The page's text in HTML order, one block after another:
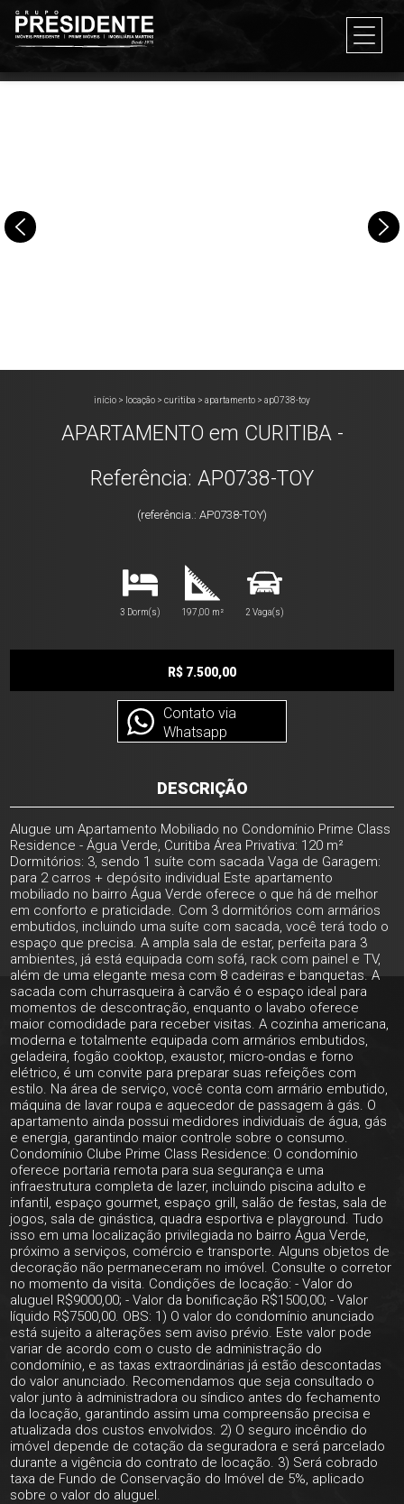
início > locação > curitiba > apartamento > ap0738-toy
APARTAMENTO em CURITIBA -
Referência: AP0738-TOY
(referência.: AP0738-TOY)
3 Dorm(s) 197,00 m² 2 Vaga(s)
R$ 7.500,00
Contato via
Whatsapp
DESCRIÇÃO
Alugue um Apartamento Mobiliado no Condomínio Prime Class
Residence - Água Verde, Curitiba Área Privativa: 120 m²
Dormitórios: 3, sendo 1 suíte com sacada Vaga de Garagem:
para 2 carros + depósito individual Este apartamento
mobiliado no bairro Água Verde oferece o que há de melhor
em conforto e praticidade. Com 3 dormitórios com armários
embutidos, incluindo uma suíte com sacada, você terá todo o
espaço que precisa. A ampla sala de estar, perfeita para 3
ambientes, já está equipada com sofá, rack com painel e TV,
além de uma elegante mesa com 8 cadeiras e banquetas. A
sacada com churrasqueira à carvão é o espaço ideal para
momentos de descontração, enquanto o lavabo oferece
maior comodidade para receber visitas. A cozinha americana,
moderna e totalmente equipada com armários embutidos,
geladeira, fogão cooktop, exaustor, micro-ondas e forno
elétrico, é um convite para preparar suas refeições com
estilo. Na área de serviço, você conta com armário embutido,
máquina de lavar roupa e aquecedor de passagem à gás. O
apartamento ainda possui medidores individuais de água, gás
e energia, garantindo maior controle sobre o consumo.
Condomínio Clube Prime Class Residence: O condomínio
oferece portaria remota para sua segurança e uma
infraestrutura completa de lazer, incluindo piscina adulto e
infantil, espaço gourmet, espaço grill, salão de festas, sala de
jogos, sala de ginástica, quadra esportiva e playground. Tudo
isso em uma localização privilegiada no bairro Água Verde,
próximo a serviços, comércio e transporte. Alguns objetos de
decoração não permaneceram no imóvel. Consulte o corretor
no momento da visita. Condições de locação: - Valor do
aluguel R$9000,00; - Valor da bonificação R$1500,00; - Valor
líquido R$7500,00. OBS: 1) O valor do condomínio anunciado
está sujeito a alterações sem aviso prévio. Este valor pode
variar de acordo com o custo de administração do
condomínio, e as taxas extraordinárias já estão descontadas
do valor anunciado. Recomendamos que seja consultado o
valor junto à administradora ou síndico antes do fechamento
da locação, garantindo assim uma compreensão precisa e
atualizada dos custos envolvidos. 2) O seguro incêndio do
imóvel depende de cotação da seguradora e será parcelado
durante a vigência do contrato de locação. 3) Será cobrado
taxa de Fundo de Conservação do Imóvel de 5%, aplicado
sobre o valor do aluguel.